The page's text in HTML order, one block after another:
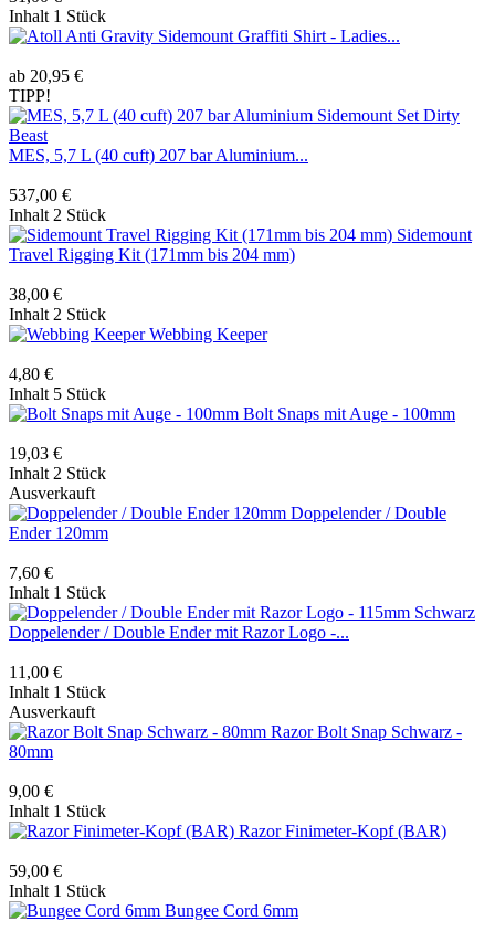
Inhalt 1 Stück
Anti Gravity Sidemount Graffiti Shirt - Ladies...
ab 20,95 €
TIPP!
MES, 5,7 L (40 cuft) 207 bar Aluminium...
537,00 €
Inhalt 2 Stück
Sidemount
Travel Rigging Kit (171mm bis 204 mm)
38,00 €
Inhalt 2 Stück
Webbing Keeper
4,80 €
Inhalt 5 Stück
Bolt Snaps mit Auge - 100mm
19,03 €
Inhalt 2 Stück
Ausverkauft
Doppelender / Double
Ender 120mm
7,60 €
Inhalt 1 Stück
Doppelender / Double Ender mit Razor Logo -...
11,00 €
Inhalt 1 Stück
Ausverkauft
Razor Bolt Snap Schwarz -
80mm
9,00 €
Inhalt 1 Stück
Razor Finimeter-Kopf (BAR)
59,00 €
Inhalt 1 Stück
Bungee Cord 6mm